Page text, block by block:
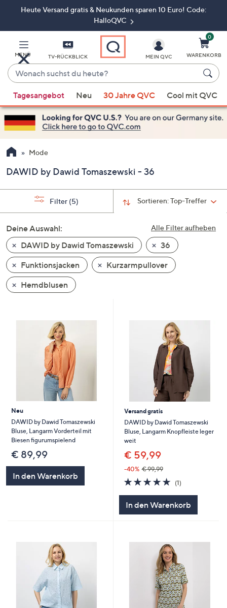
ZumHeute Versand gratis & Neukunden sparen 10 Euro! Code:
HalloQVC
MENÜ TV-RÜCKBLICK
Wonach
suchst
du
heute?
Vorschläge
verfügbar
sind,
verwenden
Sie
Pfeiltasten
nach
und
nach
unten
oder
wischen
Sie
auf
anzuzeigen.
MEIN QVC
0
WARENKORB
Tagesangebot Neu 30 Jahre QVC Cool mit QVC
Mode
DAWID by Dawid Tomaszewski - 36
Sortieren:Top-Treffer
Filter (5)
Alle Filter aufheben
Deine Auswahl:
DAWID by Dawid Tomaszewski
36
Funktionsjacken
Kurzarmpullover
Hemdblusen
Neu
DAWID by Dawid Tomaszewski
Bluse, Langarm Vorderteil mit
Biesen figurumspielend
€ 89,99
In den Warenkorb
Versand gratis
DAWID by Dawid Tomaszewski
Bluse, Langarm Knopfleiste leger
weit
€ 59,99
-40% € 99,99
5.0
von
(1)1
In den Warenkorb